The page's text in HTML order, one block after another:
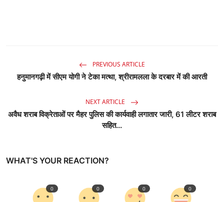
PREVIOUS ARTICLE
हनुमानगढ़ी में सीएम योगी ने टेका मत्था, श्रीरामलला के दरबार में की आरती
NEXT ARTICLE
अवैध शराब विक्रेताओं पर मैहर पुलिस की कार्यवाही लगातार जारी, 61 लीटर शराब
सहित...
WHAT'S YOUR REACTION?
0 0 0 0